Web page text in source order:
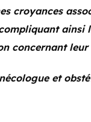
croyances
ainsi
concernant
et